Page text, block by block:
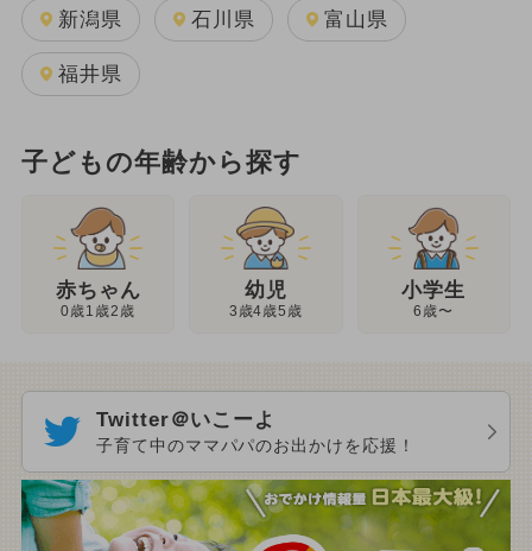
新潟県 石川県 富山県
福井県
子どもの年齢から探す
赤ちゃん
0歳1歳2歳
幼児
3歳4歳5歳
小学生
6歳〜
Twitter＠いこーよ
子育て中のママパパのお出かけを応援！